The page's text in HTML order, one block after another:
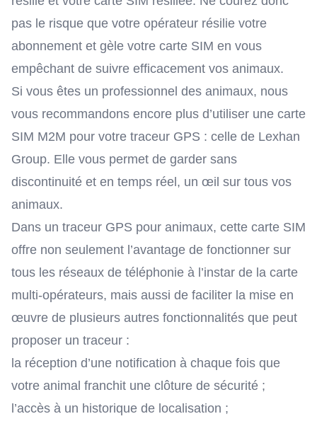
pas le risque que votre opérateur résilie votre
abonnement et gèle votre carte SIM en vous
empêchant de suivre efficacement vos animaux.
Si vous êtes un professionnel des animaux, nous
vous recommandons encore plus d’utiliser une carte
SIM M2M pour votre traceur GPS : celle de Lexhan
Group. Elle vous permet de garder sans
discontinuité et en temps réel, un œil sur tous vos
animaux.
Dans un traceur GPS pour animaux, cette carte SIM
offre non seulement l’avantage de fonctionner sur
tous les réseaux de téléphonie à l’instar de la carte
multi-opérateurs, mais aussi de faciliter la mise en
œuvre de plusieurs autres fonctionnalités que peut
proposer un traceur :
la réception d’une notification à chaque fois que
votre animal franchit une clôture de sécurité ;
l’accès à un historique de localisation ;